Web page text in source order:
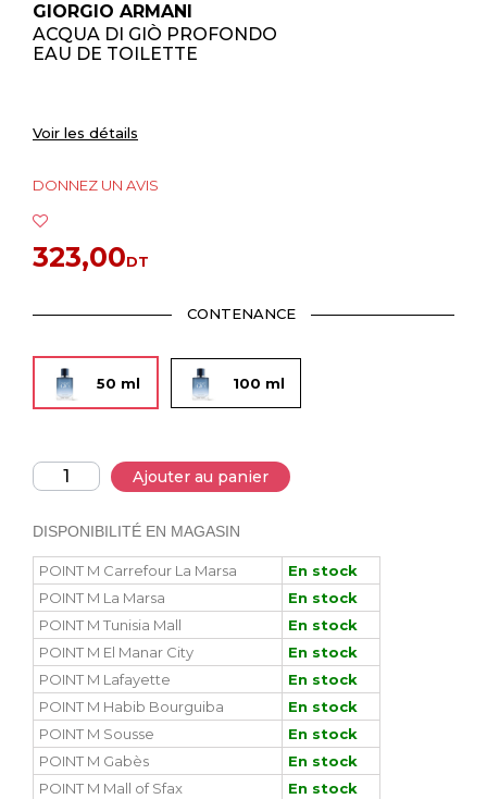
GIORGIO ARMANI
ACQUA DI GIÒ PROFONDO
EAU DE TOILETTE
Voir les détails
DONNEZ UN AVIS
323,00DT
CONTENANCE
50 ml 100 ml
Ajouter au panier
DISPONIBILITÉ EN MAGASIN
POINT M Carrefour La Marsa
En stock
POINT M La Marsa
En stock
POINT M Tunisia Mall
En stock
POINT M El Manar City
En stock
POINT M Lafayette
En stock
POINT M Habib Bourguiba
En stock
POINT M Sousse
En stock
POINT M Gabès
En stock
POINT M Mall of Sfax
En stock